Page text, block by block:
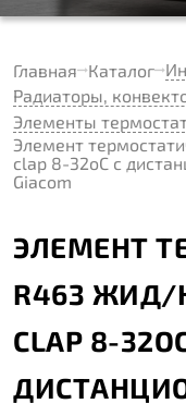
Главная Каталог
Радиаторы,
Элементы
Элемент
clap 8-32oC с
Giacom
ЭЛЕМЕНТ
R463 ЖИД/
CLAP 8-